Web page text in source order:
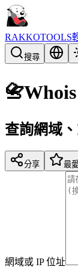
RAKKOTOOLS
搜尋
📇
查詢網域
分享 最
網域或 IP 位址